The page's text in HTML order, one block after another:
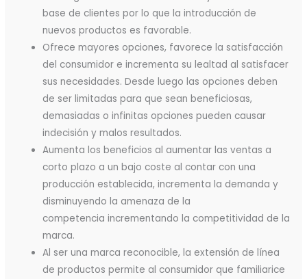
base de clientes por lo que la introducción de
nuevos productos es favorable.
Ofrece mayores opciones, favorece la satisfacción
del consumidor e incrementa su lealtad al satisfacer
sus necesidades. Desde luego las opciones deben
de ser limitadas para que sean beneficiosas,
demasiadas o infinitas opciones pueden causar
indecisión y malos resultados.
Aumenta los beneficios al aumentar las ventas a
corto plazo a un bajo coste al contar con una
producción establecida, incrementa la demanda y
disminuyendo la amenaza de la
competencia incrementando la competitividad de la
marca.
Al ser una marca reconocible, la extensión de línea
de productos permite al consumidor que familiarice